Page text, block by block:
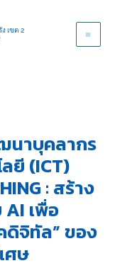
เขต 2
นาบุคลากร
ยี (ICT)
: สร้าง
เพื่อ
จิทัล” ของ
ศษ